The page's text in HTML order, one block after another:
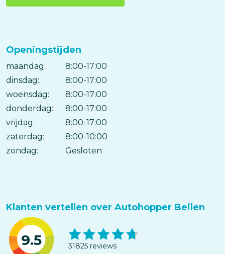
Openingstijden
Dag
Time
slot
Reactie
maandag:
8:00-17:00
dinsdag:
8:00-17:00
woensdag:
8:00-17:00
donderdag:
8:00-17:00
vrijdag:
8:00-17:00
zaterdag:
8:00-10:00
zondag:
Gesloten
Klanten vertellen over Autohopper Beilen
9.5 31825 reviews